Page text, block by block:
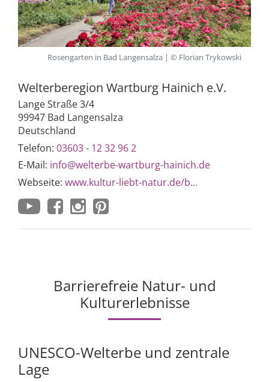
Rosengarten in Bad Langensalza | © Florian Trykowski
Welterberegion Wartburg Hainich e.V.
Lange Straße 3/4
99947 Bad Langensalza
Deutschland
Telefon: 03603 - 12 32 96 2
E-Mail: info@welterbe-wartburg-hainich.de
Webseite: www.kultur-liebt-natur.de/b...
Barrierefreie Natur- und
Kulturerlebnisse
UNESCO-Welterbe und zentrale
Lage